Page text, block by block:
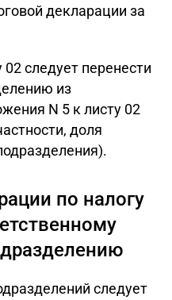
декларации за
следует перенести
из
N 5 к листу 02
доля
по налогу
следует